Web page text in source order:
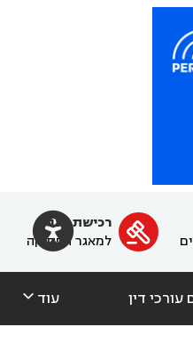
 
רכישת מנוי
למאגר הפסיקה
עורכי דין עוד 